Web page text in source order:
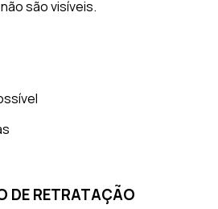
são visíveis.
DE RETRATAÇÃO